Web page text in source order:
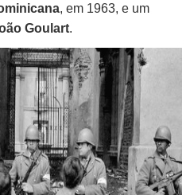
, em 1963, e um
Goulart.